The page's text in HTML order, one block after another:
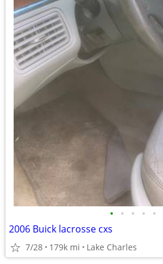
• • • • •
2006 Buick lacrosse cxs
7/28 179k mi Lake Charles